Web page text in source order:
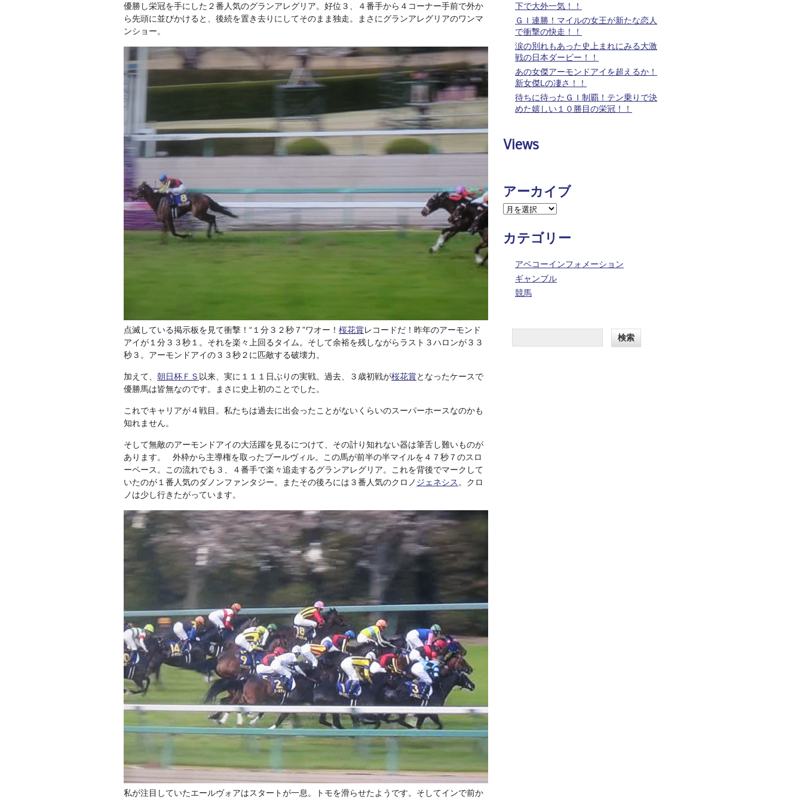
優勝し栄冠を手にした２番人気のグランアレグリア。好位３、４番手から４コーナー手前で外か
ら先頭に並びかけると、後続を置き去りにしてそのまま独走。まさにグランアレグリアのワンマ
ンショー。
点滅している掲示板を見て衝撃！“１分３２秒７”ワオー！ 桜花賞レコードだ！昨年のアーモンド
アイが１分３３秒１。それを楽々上回るタイム。そして余裕を残しながらラスト３ハロンが３３
秒３。アーモンドアイの３３秒２に匹敵する破壊力。
加えて、 朝日杯ＦＳ 以来、実に１１１日ぶりの実戦。過去、３歳初戦が桜花賞となったケースで
優勝馬は皆無なのです。まさに史上初のことでした。
これでキャリアが４戦目。私たちは過去に出会ったことがないくらいのスーパーホースなのかも
知れません。
そして無敵のアーモンドアイの大活躍を見るにつけて、その計り知れない器は筆舌し難いものが
あります。 外枠から主導権を取ったプールヴィル。この馬が前半の半マイルを４７秒７のスロ
ーペース。この流れでも３、４番手で楽々追走するグランアレグリア。これを背後でマークして
いたのが１番人気のダノンファンタジー。またその後ろには３番人気のクロノ ジェネシス 。クロ
ノは少し行きたがっています。
私が注目していたエールヴォアはスタートが一息。トモを滑らせたようです。そしてインで前か
下で大外一気！！
ＧＩ連勝！マイルの女王が新たな恋人
で衝撃の快走！！
涙の別れもあった史上まれにみる大激
戦の日本ダービー！！
あの女傑アーモンドアイを超えるか！
新女傑Lの凄さ！！
待ちに待ったＧＩ制覇！テン乗りで決
めた嬉しい１０勝目の栄冠！！
Views
アーカイブ
カテゴリー
アベコーインフォメーション
ギャンブル
競馬